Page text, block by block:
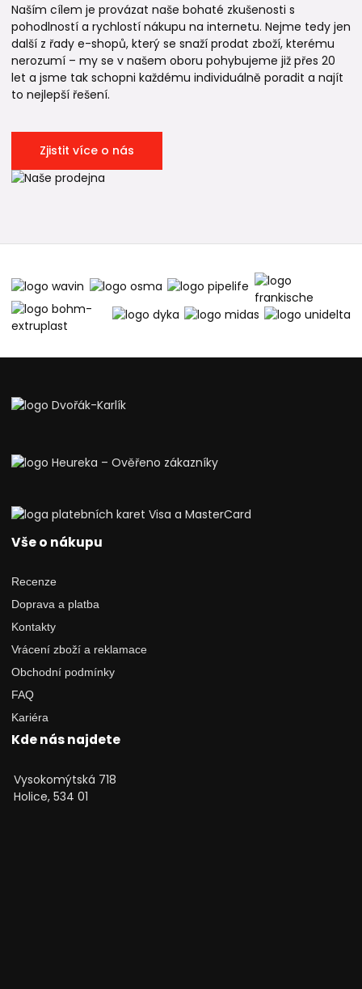
Naším cílem je provázat naše bohaté zkušenosti s
pohodlností a rychlostí nákupu na internetu. Nejme tedy jen
další z řady e-shopů, který se snaží prodat zboží, kterému
nerozumí – my se v našem oboru pohybujeme již přes 20
let a jsme tak schopni každému individuálně poradit a najít
to nejlepší řešení.
Zjistit více o nás
Vše o nákupu
Recenze
Doprava a platba
Kontakty
Vrácení zboží a reklamace
Obchodní podmínky
FAQ
Kariéra
Kde nás najdete
Vysokomýtská 718
Holice, 534 01